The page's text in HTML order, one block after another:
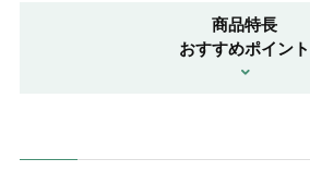
商品特長
おすすめポイント